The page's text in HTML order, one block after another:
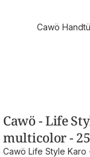
Cawö
Cawö - Life
multicolor - 25
Cawö Life Style Karo